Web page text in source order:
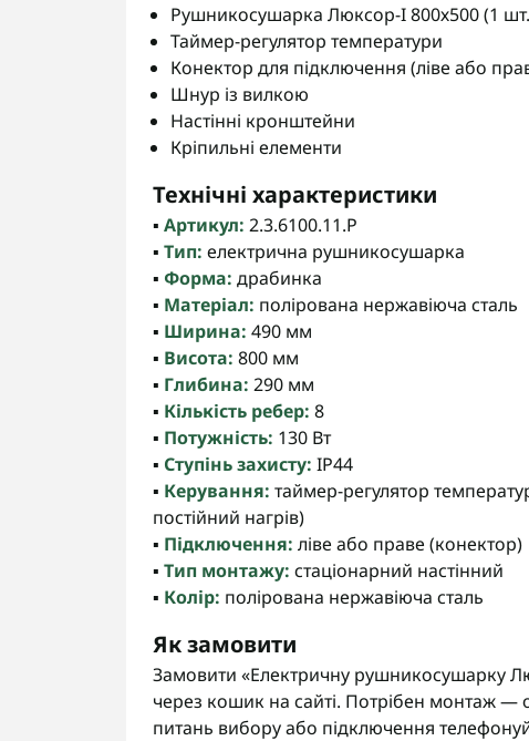
Рушникосушарка Люксор-I 800х500 (1
Таймер-регулятор температури
Конектор для підключення (ліве або
Шнур із вилкою
Настінні кронштейни
Кріпильні елементи
Технічні характеристики
▪️ Артикул: 2.3.6100.11.P
▪️ Тип: електрична рушникосушарка
▪️ Форма: драбинка
▪️ Матеріал: полірована нержавіюча сталь
▪️ Ширина: 490 мм
▪️ Висота: 800 мм
▪️ Глибина: 290 мм
▪️ Кількість ребер: 8
▪️ Потужність: 130 Вт
▪️ Ступінь захисту: IP44
▪️ Керування: таймер-регулятор
постійний нагрів)
▪️ Підключення: ліве або праве (конектор)
▪️ Тип монтажу: стаціонарний настінний
▪️ Колір: полірована нержавіюча сталь
Як замовити
Замовити «Електричну рушникосушарку
через кошик на сайті. Потрібен монтаж
питань вибору або підключення